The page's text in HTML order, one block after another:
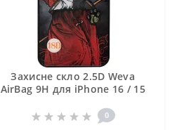
Захисне скло 2.5D Weva
AirBag 9H для iPhone 16 / 15
0